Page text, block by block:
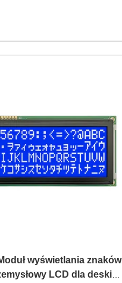
wyświetlania znaków
LCD dla deski